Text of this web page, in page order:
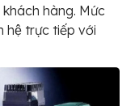
hàng. Mức
hệ trực tiếp với